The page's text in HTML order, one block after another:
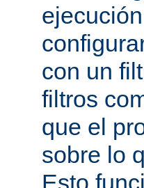
con un
filtros
que el
sobre lo
Esto